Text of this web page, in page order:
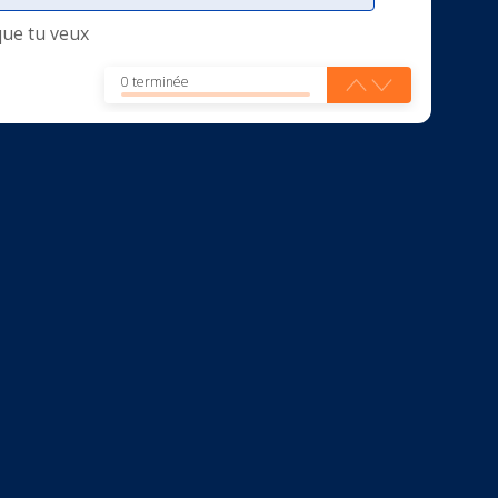
tu veux
0 terminée